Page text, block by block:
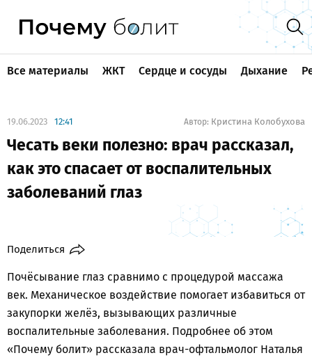
Все материалы ЖКТ Сердце и сосуды Дыхание
19.06.2023 12:41 Автор: Кристина Колобухова
Чесать веки полезно: врач рассказал,
как это спасает от воспалительных
заболеваний глаз
Поделиться
Почёсывание глаз сравнимо с процедурой массажа
век. Механическое воздействие помогает избавиться от
закупорки желёз, вызывающих различные
воспалительные заболевания. Подробнее об этом
«Почему болит» рассказала врач-офтальмолог Наталья